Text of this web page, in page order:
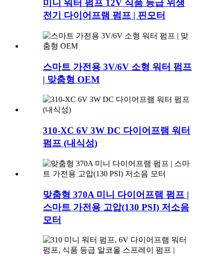
미니 워터 펌프 12V 식품 등급 위생
전기 다이어프램 펌프 | 핀모터
스마트 가전용 3V/6V 소형 워터 펌프
| 맞춤형 OEM
310-XC 6V 3W DC 다이어프램 워터
펌프 (내식성)
맞춤형 370A 미니 다이어프램 펌프 |
스마트 가전용 고압(130 PSI) 저소음
모터